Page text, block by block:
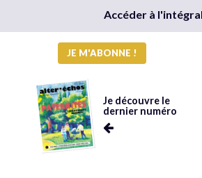
Accéder à
JE M'ABONNE !
Je découvre le
dernier numéro